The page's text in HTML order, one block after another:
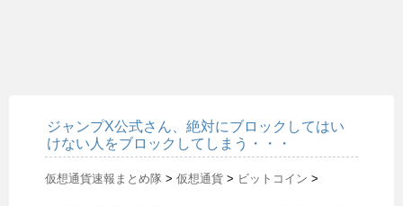
ジャンプX公式さん、絶対にブロックしてはい
けない人をブロックしてしまう・・・
仮想通貨速報まとめ隊 > 仮想通貨 > ビットコイン >